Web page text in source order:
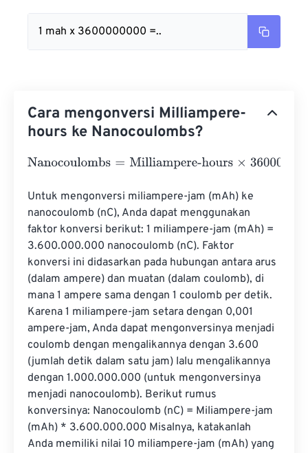
1 mah x 3600000000 =..
Cara mengonversi Milliampere-
hours ke Nanocoulombs?
Nanocoulombs=Milliampere-hours×3600000000
Untuk mengonversi miliampere-jam (mAh) ke
nanocoulomb (nC), Anda dapat menggunakan
faktor konversi berikut: 1 miliampere-jam (mAh) =
3.600.000.000 nanocoulomb (nC). Faktor
konversi ini didasarkan pada hubungan antara arus
(dalam ampere) dan muatan (dalam coulomb), di
mana 1 ampere sama dengan 1 coulomb per detik.
Karena 1 miliampere-jam setara dengan 0,001
ampere-jam, Anda dapat mengonversinya menjadi
coulomb dengan mengalikannya dengan 3.600
(jumlah detik dalam satu jam) lalu mengalikannya
dengan 1.000.000.000 (untuk mengonversinya
menjadi nanocoulomb). Berikut rumus
konversinya: Nanocoulomb (nC) = Miliampere-jam
(mAh) * 3.600.000.000 Misalnya, katakanlah
Anda memiliki nilai 10 miliampere-jam (mAh) yang